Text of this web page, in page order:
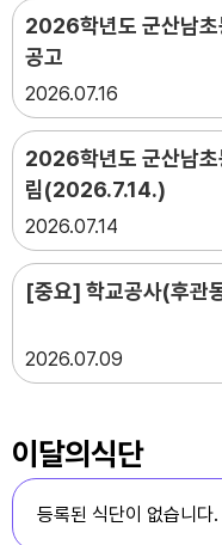
2026학년도 군산남초
공고
2026 07.16
2026학년도 군산남초
림(2026.7.14.)
2026 07.14
[중요] 학교공사(후관
2026 07.09
이달의식단
등록된 식단이 없습니다.